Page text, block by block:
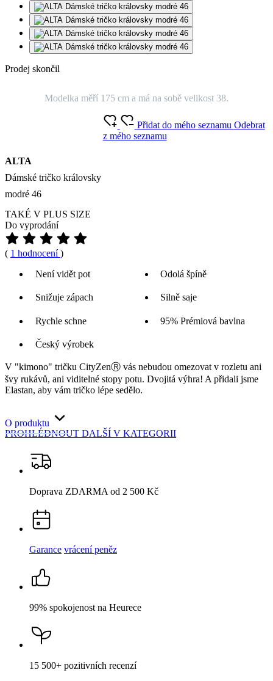
Prodej skončil
Modelka měří 175 cm a má na sobě velikost 38.
ALTA
Dámské tričko královsky
modré 46
Přidat do mého seznamu Odebrat
z mého seznamu
TAKÉ V PLUS SIZE
Do vyprodání
( 1 hodnocení)
Není vidět pot
Odolá špíně
Snižuje zápach Silně saje
Rychle schne 95% Prémiová bavlna
Český výrobek
V "kimono" tričku CityZenⓇ vás nebudou omezovat v rozletu ani
švy rukávů, ani viditelné stopy potu. Dvojitá výhra! A přidali jsme
Elastan, aby vám tričko lépe sedělo.
O produktu
PROHLÉDNOUT DALŠÍ V KATEGORII
Doprava ZDARMAod 2 500 Kč
Garance vrácení peněz
99% spokojenostna Heurece
15 500+ pozitivních recenzí